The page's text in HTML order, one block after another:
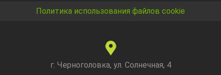
КЛУБА
Политика использования файлов cookie
г. Черноголовка, ул. Солнечная, 4